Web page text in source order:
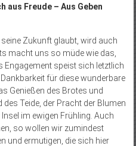
aus Freude – Aus Geben
Zukunft glaubt, wird auch
macht uns so müde wie das,
Engagement speist sich letztlich
für diese wunderbare
Genießen des Brotes und
Teide, der Pracht der Blumen
im ewigen Frühling. Auch
so wollen wir zumindest
und ermutigen, die sich hier